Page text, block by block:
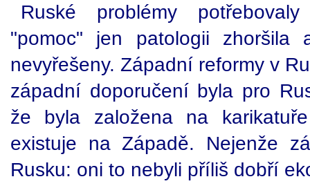
Ruské problémy
"pomoc" jen patologii zhoršila
nevyřešeny. Západní reformy v
západní doporučení byla pro
že byla založena na
existuje na Západě. Nejenže
Rusku: oni to nebyli příliš dobří